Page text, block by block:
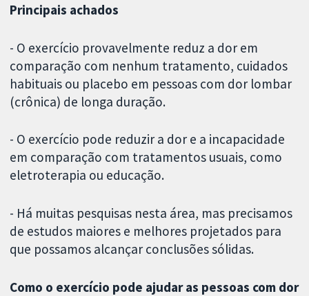
Principais achados
- O exercício provavelmente reduz a dor em
comparação com nenhum tratamento, cuidados
habituais ou placebo em pessoas com dor lombar
(crônica) de longa duração.
- O exercício pode reduzir a dor e a incapacidade
em comparação com tratamentos usuais, como
eletroterapia ou educação.
- Há muitas pesquisas nesta área, mas precisamos
de estudos maiores e melhores projetados para
que possamos alcançar conclusões sólidas.
Como o exercício pode ajudar as pessoas com dor